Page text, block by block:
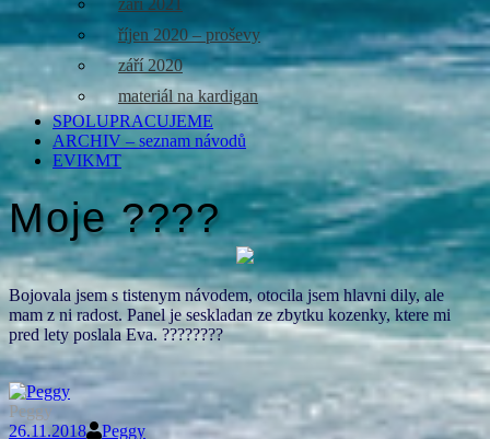
září 2021
říjen 2020 – proševy
září 2020
materiál na kardigan
SPOLUPRACUJEME
ARCHIV – seznam návodů
EVIKMT
Moje ????
Bojovala jsem s tistenym návodem, otocila jsem hlavni dily, ale
mam z ni radost. Panel je seskladan ze zbytku kozenky, ktere mi
pred lety poslala Eva. ????????
Peggy
26.11.2018
Peggy